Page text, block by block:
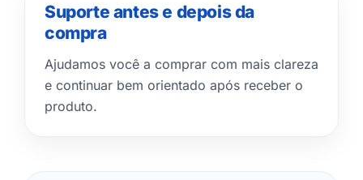
Suporte antes e depois da
compra
Ajudamos você a comprar com mais clareza
e continuar bem orientado após receber o
produto.